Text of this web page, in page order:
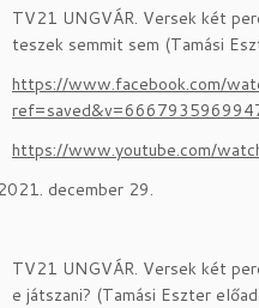
TV21 UNGVÁR. Versek két
teszek semmit sem (Tamási
https://www.facebook.com/
https://www.youtube.com/
december 29.
TV21 UNGVÁR. Versek két
e játszani? (Tamási Eszter